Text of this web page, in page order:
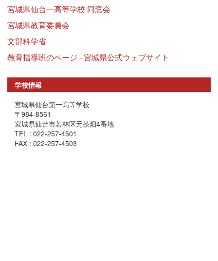
宮城県仙台一高等学校 同窓会
宮城県教育委員会
文部科学省
教育指導班のページ - 宮城県公式ウェブサイト
学校情報
宮城県仙台第一高等学校
〒984-8561
宮城県仙台市若林区元茶畑4番地
TEL : 022-257-4501
FAX : 022-257-4503